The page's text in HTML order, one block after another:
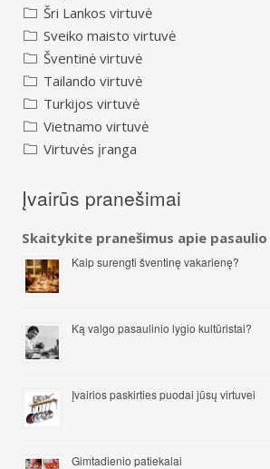
Šri Lankos virtuvė
Sveiko maisto virtuvė
Šventinė virtuvė
Tailando virtuvė
Turkijos virtuvė
Vietnamo virtuvė
Virtuvės įranga
Įvairūs pranešimai
Skaitykite pranešimus apie
Kaip surengti šventinę vakarienę?
Ką valgo pasaulinio lygio kultūristai?
Įvairios paskirties puodai jūsų virtuvei
Gimtadienio patiekalai